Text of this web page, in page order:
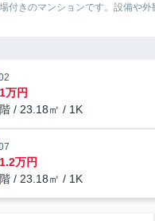
付きのマンションです。設備や外
万円
/ 23.18㎡ / 1K
万円
/ 23.18㎡ / 1K